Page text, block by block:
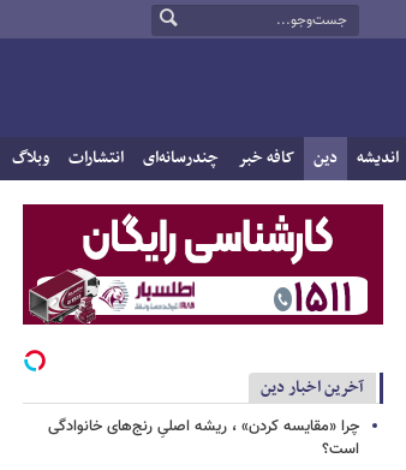
اندیشه دین کافه خبر چندرسانه‌ای انتشارات وبلاگ
آخرین اخبار دین
چرا «مقایسه کردن» ، ریشه اصلیِ رنج‌های خانوادگی
است؟